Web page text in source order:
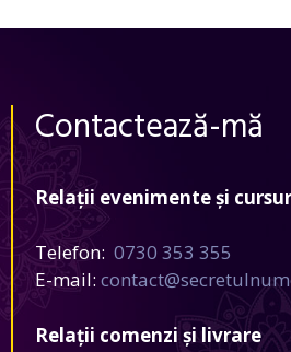
Contactează-mă
Relații evenimente și
Telefon: 0730 353 355
E-mail:
Relații comenzi și livrare